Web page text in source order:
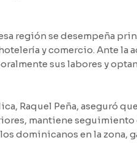
región se desempeña
y comercio. Ante la
sus labores y
Raquel Peña, aseguró
mantiene
dominicanos en la zona,